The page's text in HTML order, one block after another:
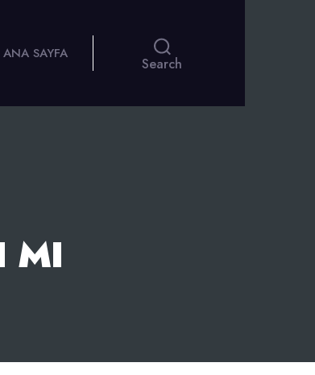
ANA SAYFA
Search
MI